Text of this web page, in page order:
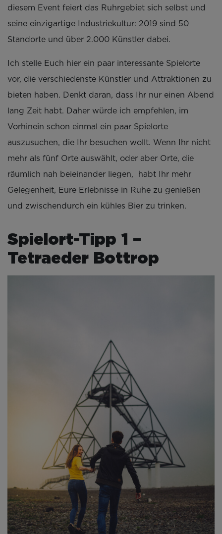
diesem Event feiert das Ruhrgebiet sich selbst und
seine einzigartige Industriekultur: 2019 sind 50
Standorte und über 2.000 Künstler dabei.
Ich stelle Euch hier ein paar interessante Spielorte
vor, die verschiedenste Künstler und Attraktionen zu
bieten haben. Denkt daran, dass Ihr nur einen Abend
lang Zeit habt. Daher würde ich empfehlen, im
Vorhinein schon einmal ein paar Spielorte
auszusuchen, die Ihr besuchen wollt. Wenn Ihr nicht
mehr als fünf Orte auswählt, oder aber Orte, die
räumlich nah beieinander liegen, habt Ihr mehr
Gelegenheit, Eure Erlebnisse in Ruhe zu genießen
und zwischendurch ein kühles Bier zu trinken.
Spielort-Tipp 1 –
Tetraeder Bottrop